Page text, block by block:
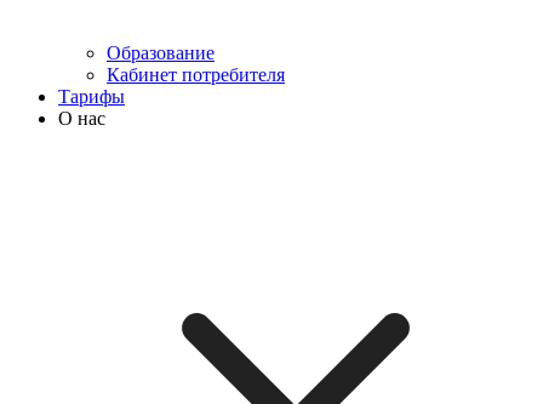
Образование
Кабинет потребителя
Тарифы
О нас